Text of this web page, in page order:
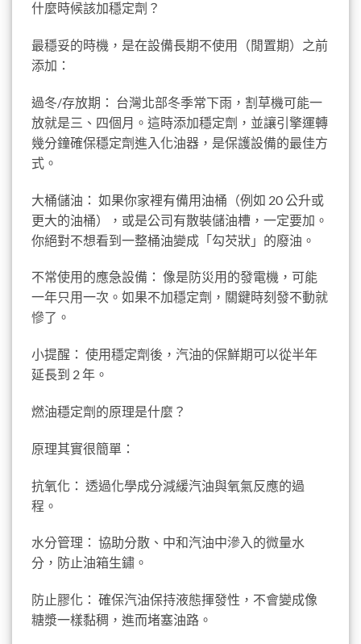
什麼時候該加穩定劑？
最穩妥的時機，是在設備長期不使用（閒置期）之前
添加：
過冬/存放期： 台灣北部冬季常下雨，割草機可能一
放就是三、四個月。這時添加穩定劑，並讓引擎運轉
幾分鐘確保穩定劑進入化油器，是保護設備的最佳方
式。
大桶儲油： 如果你家裡有備用油桶（例如 20 公升或
更大的油桶），或是公司有散裝儲油槽，一定要加。
你絕對不想看到一整桶油變成「勾芡狀」的廢油。
不常使用的應急設備： 像是防災用的發電機，可能
一年只用一次。如果不加穩定劑，關鍵時刻發不動就
慘了。
小提醒： 使用穩定劑後，汽油的保鮮期可以從半年
延長到 2 年。
燃油穩定劑的原理是什麼？
原理其實很簡單：
抗氧化： 透過化學成分減緩汽油與氧氣反應的過
程。
水分管理： 協助分散、中和汽油中滲入的微量水
分，防止油箱生鏽。
防止膠化： 確保汽油保持液態揮發性，不會變成像
糖漿一樣黏稠，進而堵塞油路。